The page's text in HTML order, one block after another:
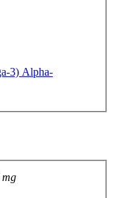
3) Alpha-
mg